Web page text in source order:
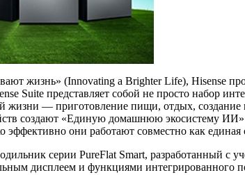
жизнь» (Innovating a Brighter Life), Hisense
Suite представляет собой не просто набор
жизни — приготовление пищи, отдых,
создают «Единую домашнюю экосистему
эффективно они работают совместно как единая
серии PureFlat Smart, разработанный
дисплеем и функциями интегрированного